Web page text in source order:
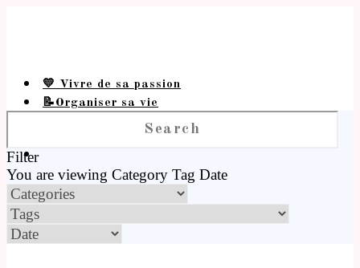
💛 Vivre de sa passion
📝Organiser sa vie
Filter
You are viewing Category Tag Date